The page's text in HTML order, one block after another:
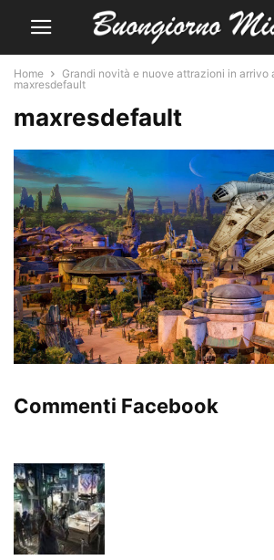
Home
Grandi novità e nuove attrazioni in arrivo
maxresdefault
maxresdefault
Commenti Facebook